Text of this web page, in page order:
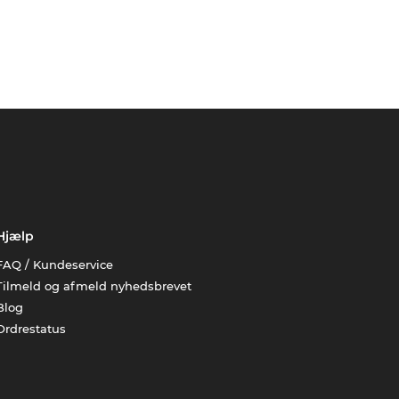
/ Kundeservice
og afmeld nyhedsbrevet